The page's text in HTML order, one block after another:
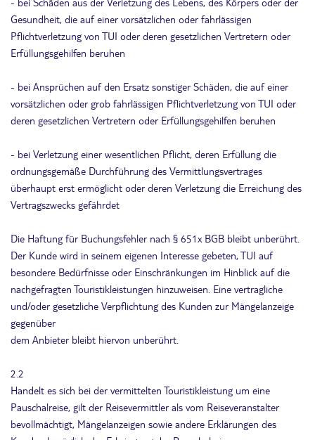
Gesundheit, die auf einer vorsätzlichen oder fahrlässigen
Pflichtverletzung von TUI oder deren gesetzlichen Vertretern oder
Erfüllungsgehilfen beruhen
- bei Ansprüchen auf den Ersatz sonstiger Schäden, die auf einer
vorsätzlichen oder grob fahrlässigen Pflichtverletzung von TUI oder
deren gesetzlichen Vertretern oder Erfüllungsgehilfen beruhen
- bei Verletzung einer wesentlichen Pflicht, deren Erfüllung die
ordnungsgemäße Durchführung des Vermittlungsvertrages
überhaupt erst ermöglicht oder deren Verletzung die Erreichung des
Vertragszwecks gefährdet
Die Haftung für Buchungsfehler nach § 651x BGB bleibt unberührt.
Der Kunde wird in seinem eigenen Interesse gebeten, TUI auf
besondere Bedürfnisse oder Einschränkungen im Hinblick auf die
nachgefragten Touristikleistungen hinzuweisen. Eine vertragliche
und/oder gesetzliche Verpflichtung des Kunden zur Mängelanzeige
gegenüber
dem Anbieter bleibt hiervon unberührt.
2.2
Handelt es sich bei der vermittelten Touristikleistung um eine
Pauschalreise, gilt der Reisevermittler als vom Reiseveranstalter
bevollmächtigt, Mängelanzeigen sowie andere Erklärungen des